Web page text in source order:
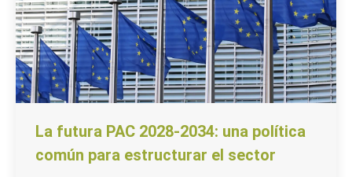
La futura PAC 2028-2034: una política
común para estructurar el sector